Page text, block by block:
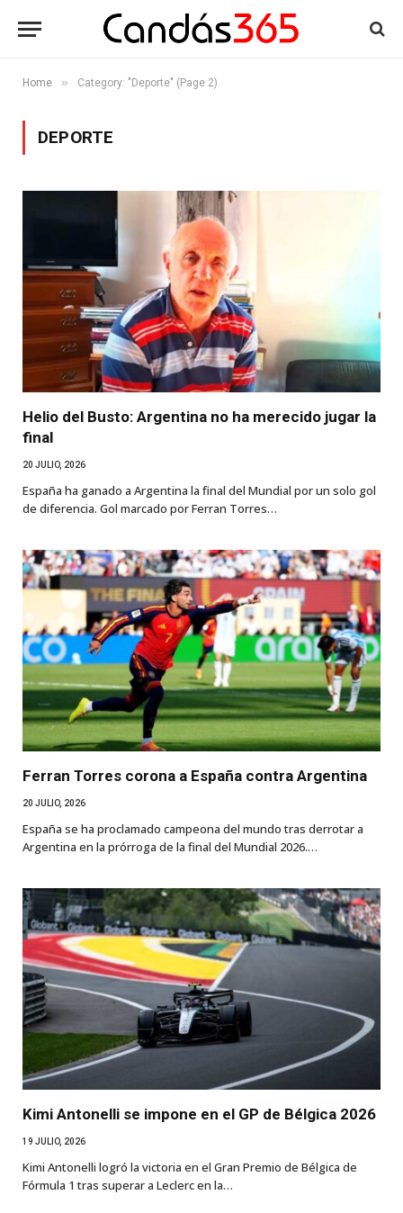
Home » Category: "Deporte" (Page 2)
DEPORTE
Helio del Busto: Argentina no ha merecido jugar la
final
20 JULIO, 2026
España ha ganado a Argentina la final del Mundial por un solo gol
de diferencia. Gol marcado por Ferran Torres…
Ferran Torres corona a España contra Argentina
20 JULIO, 2026
España se ha proclamado campeona del mundo tras derrotar a
Argentina en la prórroga de la final del Mundial 2026.…
Kimi Antonelli se impone en el GP de Bélgica 2026
19 JULIO, 2026
Kimi Antonelli logró la victoria en el Gran Premio de Bélgica de
Fórmula 1 tras superar a Leclerc en la…